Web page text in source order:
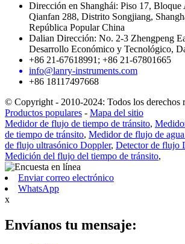
Dirección en Shanghái: Piso 17,
Qianfan 288, Distrito Songjiang,
República Popular China
Dalian Dirección: No. 2-3 Zhengpeng
Desarrollo Económico y Tecnológico,
+86 21-67618991; +86 21-67801665
info@lanry-instruments.com
+86 18117497668
© Copyright - 2010-2024: Todos los derechos
Productos populares - Mapa del sitio
Medidor de flujo de tiempo de tránsito,
de tiempo de tránsito, Medidor de flujo de
de flujo ultrasónico Doppler, Detector de flujo
Medición del flujo del tiempo de tránsito,
Enviar correo electrónico
WhatsApp
x
Envíanos tu mensaje: